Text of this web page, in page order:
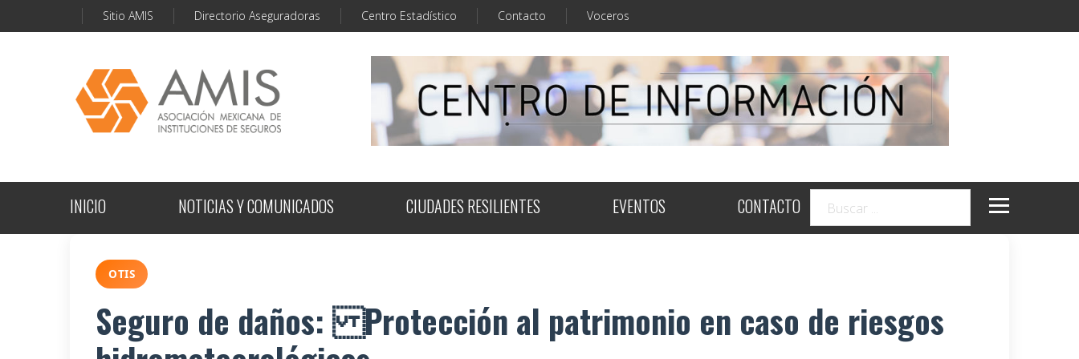
Sitio AMIS Directorio Aseguradoras Centro Estadístico Contacto Voceros
INICIO NOTICIAS Y COMUNICADOS CIUDADES RESILIENTES EVENTOS CONTACTO
OTIS
Seguro de daños: Protección al patrimonio en caso de riesgos